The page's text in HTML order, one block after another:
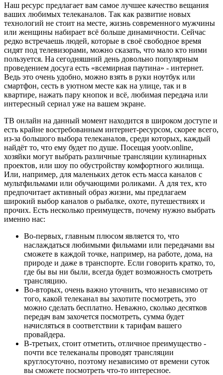
Наш ресурс предлагает вам самое лучшее качество вещания
ваших любимых телеканалов. Так как развитие новых
технологий не стоит на месте, жизнь современного мужчины
или женщины набирает всё больше динамичности. Сейчас
редко встречаешь людей, которые в своё свободное время
сидят под телевизорами, можно сказать, что мало кто ними
пользуется. На сегодняшний день довольно популярным
проведением досуга есть «всемирная паутина» - интернет.
Ведь это очень удобно, можно взять в руки ноутбук или
смартфон, сесть в уютном месте как на улице, так и в
квартире, нажать пару кнопок и всё, любимая передача или
интересный сериал уже на вашем экране.
ТВ онлайн на данный момент находится в широком доступе и
есть крайне востребованным интернет-ресурсом, скорее всего,
из-за большого выбора телеканалов, среди которых, каждый
найдёт то, что ему будет по душе. Посещая yootv.online,
хозяйки могут выбрать различные трансляции кулинарных
проектов, или шоу по обустройству комфортного жилища.
Или, например, для маленьких деток есть масса каналов с
мультфильмами или обучающими роликами. А для тех, кто
предпочитает активный образ жизни, мы предлагаем
широкий выбор каналов о рыбалке, охоте, путешествиях и
прочих. Есть несколько преимуществ, почему нужно выбрать
именно нас:
Во-первых, главным плюсом является то, что
наслаждаться любимыми фильмами или передачами вы
сможете в каждой точке, например, на работе, дома, на
природе и даже в транспорте. Если говорить кратко, то,
где бы вы ни были, всегда будет возможность смотреть
трансляцию.
Во-вторых, очень важно уточнить, что независимо от
того, какой телеканал вы захотите посмотреть, это
можно сделать бесплатно. Неважно, сколько десятков
передач вам захочется посмотреть, сумма будет
начисляться в соответствии к тарифам вашего
провайдера.
В-третьих, стоит отметить, отличное преимущество -
почти все телеканалы проводят трансляции
круглосуточно, поэтому независимо от времени суток
вы сможете посмотреть что-то интересное.